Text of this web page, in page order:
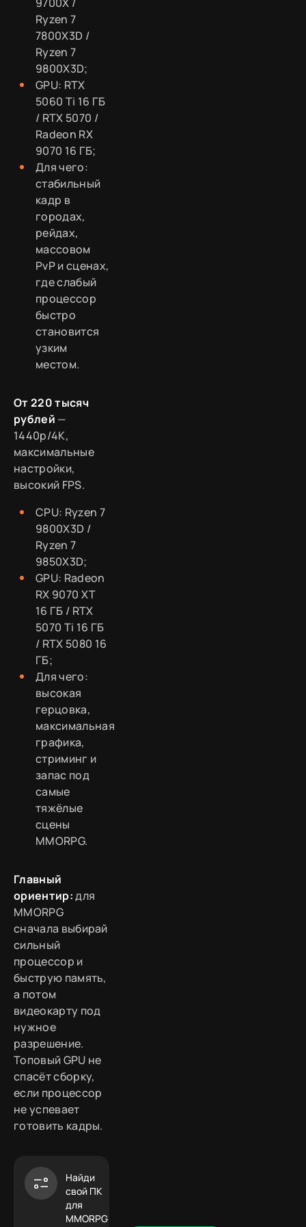
9700X /
Ryzen 7
7800X3D /
Ryzen 7
9800X3D;
GPU: RTX
5060 Ti 16 ГБ
/ RTX 5070 /
Radeon RX
9070 16 ГБ;
Для чего:
стабильный
кадр в
городах,
рейдах,
массовом
PvP и сценах,
где слабый
процессор
быстро
становится
узким
местом.
От 220 тысяч
рублей —
1440p/4K,
максимальные
настройки,
высокий FPS.
CPU: Ryzen 7
9800X3D /
Ryzen 7
9850X3D;
GPU: Radeon
RX 9070 XT
16 ГБ / RTX
5070 Ti 16 ГБ
/ RTX 5080 16
ГБ;
Для чего:
высокая
герцовка,
максимальная
графика,
стриминг и
запас под
самые
тяжёлые
сцены
MMORPG.
Главный
ориентир:для
MMORPG
сначала выбирай
сильный
процессор и
быструю память,
а потом
видеокарту под
нужное
разрешение.
Топовый GPU не
спасёт сборку,
если процессор
не успевает
готовить кадры.
Найди
свой ПК
для
MMORPG